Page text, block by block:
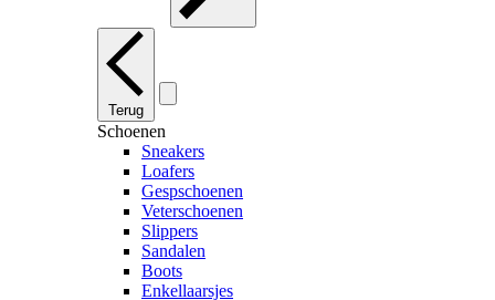
Terug
Schoenen
Sneakers
Loafers
Gespschoenen
Veterschoenen
Slippers
Sandalen
Boots
Enkellaarsjes